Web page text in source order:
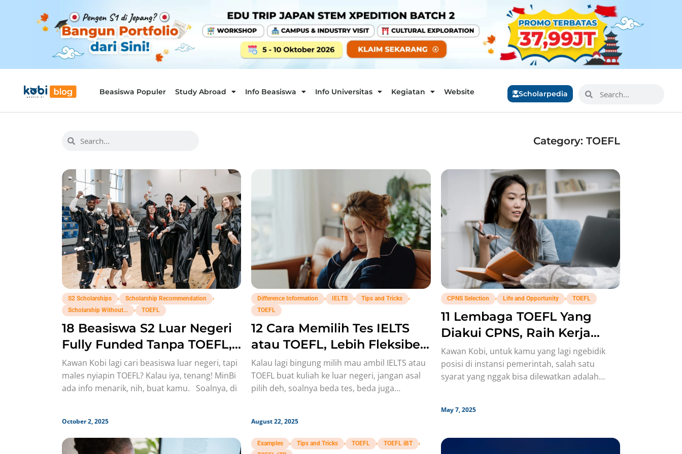
Beasiswa Populer Study Abroad Info Beasiswa Info Universitas Kegiatan Website Scholarpedia
Category: TOEFL
S2 Scholarships , Scholarship Recommendation
,
Scholarship Without...
, TOEFL
18 Beasiswa S2 Luar Negeri
Fully Funded Tanpa TOEFL,
Info Terkini 2026!
Kawan Kobi lagi cari beasiswa luar negeri, tapi
males nyiapin TOEFL? Kalau iya, tenang! MinBi
ada info menarik, nih, buat kamu. Soalnya, di
October 2, 2025
Difference Information , IELTS , Tips and Tricks
TOEFL
12 Cara Memilih Tes IELTS
atau TOEFL, Lebih Fleksibel
Yang Mana?
Kalau lagi bingung milih mau ambil IELTS atau
TOEFL buat kuliah ke luar negeri, jangan asal
pilih deh, soalnya beda tes, beda juga
August 22, 2025
CPNS Selection , Life and Opportunity , TOEFL
11 Lembaga TOEFL Yang
Diakui CPNS, Raih Kerja
Impianmu di Luar Negeri!
Kawan Kobi, untuk kamu yang lagi ngebidik
posisi di instansi pemerintah, salah satu
syarat yang nggak bisa dilewatkan adalah
May 7, 2025
Examples , Tips and Tricks , TOEFL , TOEFL iBT
,